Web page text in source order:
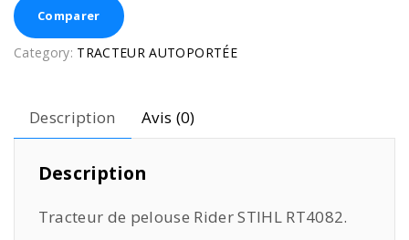
Comparer
Category: TRACTEUR AUTOPORTÉE
Description Avis (0)
Description
Tracteur de pelouse Rider STIHL RT4082.